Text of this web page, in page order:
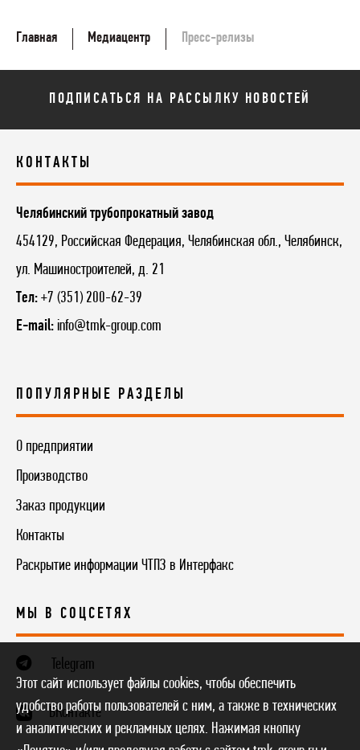
Главная Медиацентр Пресс-релизы
ПОДПИСАТЬСЯ НА РАССЫЛКУ НОВОСТЕЙ
КОНТАКТЫ
Челябинский трубопрокатный завод
454129, Российская Федерация, Челябинская обл., Челябинск,
ул. Машиностроителей, д. 21
Тел: +7 (351) 200-62-39
E-mail: info@tmk-group.com
ПОПУЛЯРНЫЕ РАЗДЕЛЫ
О предприятии
Производство
Заказ продукции
Контакты
Раскрытие информации ЧТПЗ в Интерфакс
МЫ В СОЦСЕТЯХ
Telegram
ВКонтакте
Этот сайт использует файлы cookies, чтобы обеспечить
удобство работы пользователей с ним, а также в технических
и аналитических и рекламных целях. Нажимая кнопку